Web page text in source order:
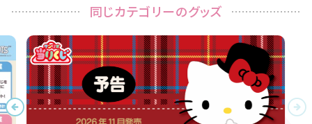
同じカテゴリーのグッズ